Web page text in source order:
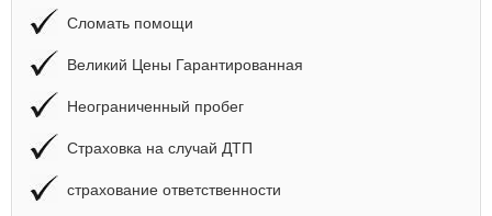
Сломать помощи
Великий Цены Гарантированная
Неограниченный пробег
Страховка на случай ДТП
страхование ответственности